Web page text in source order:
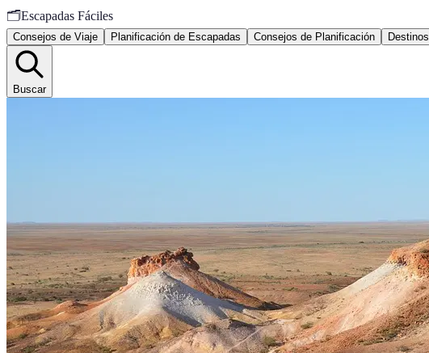
🗂️Escapadas Fáciles
Consejos de Viaje Planificación de Escapadas Consejos de Planificación Destinos
Buscar